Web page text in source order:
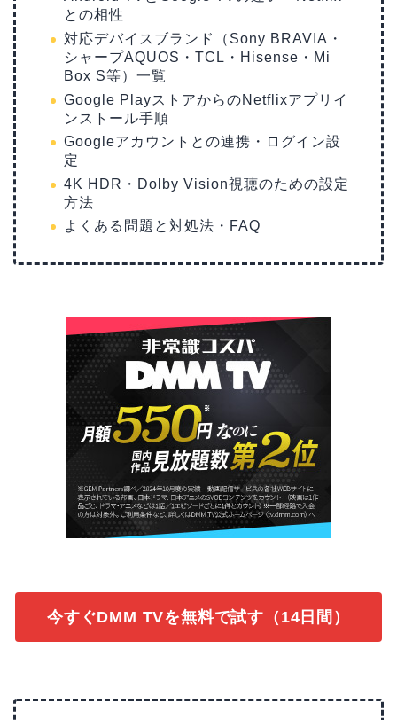
との相性
対応デバイスブランド（Sony BRAVIA・
シャープAQUOS・TCL・Hisense・Mi
Box S等）一覧
Google PlayストアからのNetflixアプリイ
ンストール手順
Googleアカウントとの連携・ログイン設
定
4K HDR・Dolby Vision視聴のための設定
方法
よくある問題と対処法・FAQ
今すぐDMM TVを無料で試す（14日間）